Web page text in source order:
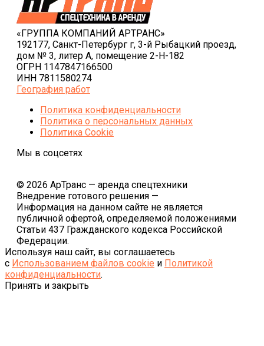
«ГРУППА КОМПАНИЙ АРТРАНС»
192177, Санкт-Петербург г, 3-й Рыбацкий проезд,
дом № 3, литер А, помещение 2-Н-182
ОГРН 1147847166500
ИНН 7811580274
География работ
Политика конфиденциальности
Политика o персональных данных
Политика Cookie
Мы в соцсетях
© 2026 АрТранс — аренда спецтехники
Внедрение готового решения —
Информация на данном сайте не является
публичной офертой, определяемой положениями
Статьи 437 Гражданского кодекса Российской
Федерации.
Используя наш сайт, вы соглашаетесь
с Использованием файлов cookie и Политикой
конфиденциальности.
Принять и закрыть